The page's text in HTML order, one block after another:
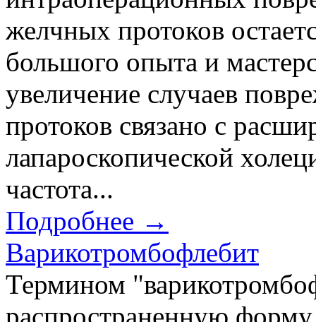
желчных протоков
большого опыта и
увеличение случаев
протоков связано с
лапароскопической
частота...
Подробнее →
Варикотромбофлебит
Термином
распространенную